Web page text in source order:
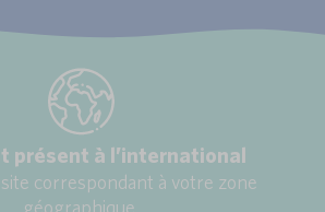
présent à l’international
correspondant à votre zone
géographique.